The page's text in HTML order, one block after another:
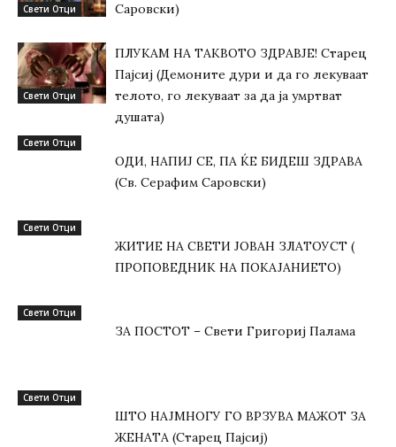
Свети Отци
Саровски)
Свети Отци
ПЛУКАМ НА ТАКВОТО ЗДРАВЈЕ! Старец
Пајсиј (Демоните дури и да го лекуваат
телото, го лекуваат за да ја умртват
душата)
Свети Отци
ОДИ, НАПИЈ СЕ, ПА ЌЕ БИДЕШ ЗДРАВА
(Св. Серафим Саровски)
Свети Отци
ЖИТИЕ НА СВЕТИ ЈОВАН ЗЛАТОУСТ (
ПРОПОВЕДНИК НА ПОКАЈАНИЕТО)
Свети Отци
ЗА ПОСТОТ – Свети Григориј Палама
Свети Отци
ШТО НАЈМНОГУ ГО ВРЗУВА МАЖОТ ЗА
ЖЕНАТА (Старец Пајсиј)